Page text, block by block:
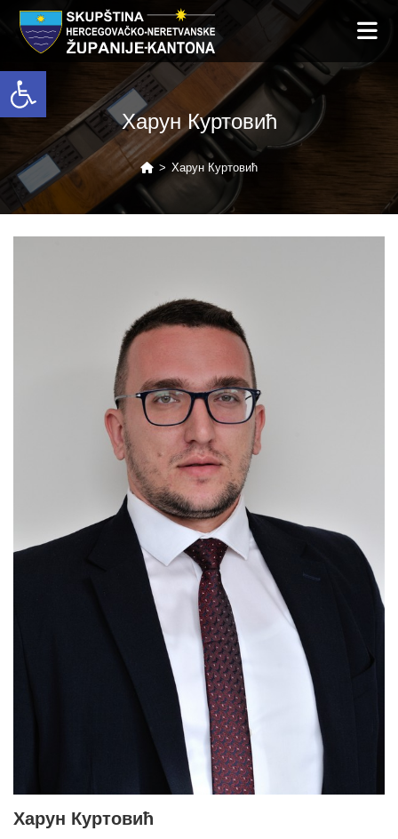
Open toolbar
Харун Куртовић
> Харун Куртовић
Харун Куртовић